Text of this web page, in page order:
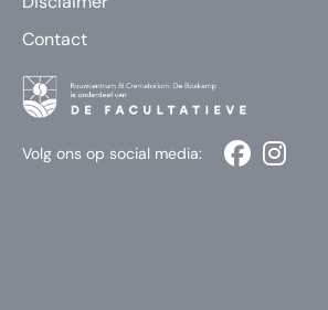
Contact
Volg ons op social media: